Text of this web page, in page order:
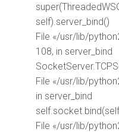
self).server_bind()
File «/usr/lib/
108, in server_bind
File «/usr/lib/
in server_bind
File «/usr/lib/